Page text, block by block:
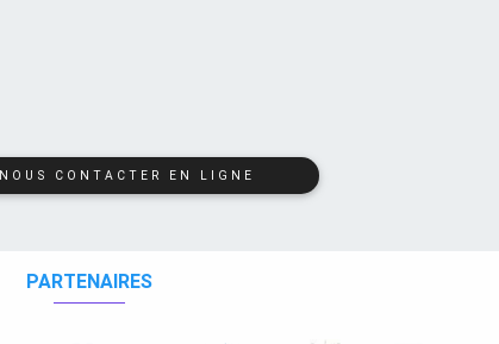
NOUS CONTACTER EN LIGNE
PARTENAIRES